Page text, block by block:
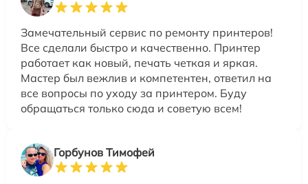
Замечательный сервис по ремонту принтеров!
Все сделали быстро и качественно. Принтер
работает как новый, печать четкая и яркая.
Мастер был вежлив и компетентен, ответил на
все вопросы по уходу за принтером. Буду
обращаться только сюда и советую всем!
Горбунов Тимофей